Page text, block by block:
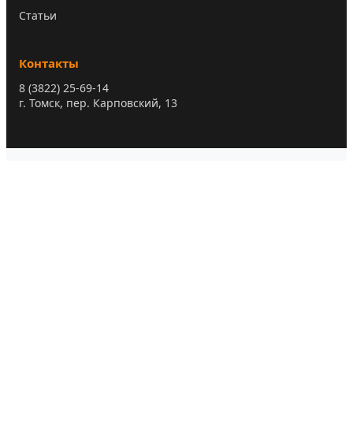
Статьи
Контакты
8 (3822) 25-69-14
г. Томск, пер. Карповский, 13